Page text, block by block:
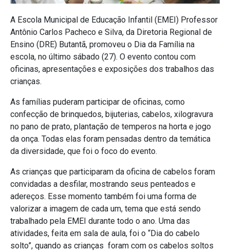
A Escola Municipal de Educação Infantil (EMEI) Professor
Antônio Carlos Pacheco e Silva, da Diretoria Regional de
Ensino (DRE) Butantã, promoveu o Dia da Família na
escola, no último sábado (27). O evento contou com
oficinas, apresentações e exposições dos trabalhos das
crianças.
As famílias puderam participar de oficinas, como
confecção de brinquedos, bijuterias, cabelos, xilogravura
no pano de prato, plantação de temperos na horta e jogo
da onça. Todas elas foram pensadas dentro da temática
da diversidade, que foi o foco do evento.
As crianças que participaram da oficina de cabelos foram
convidadas a desfilar, mostrando seus penteados e
adereços. Esse momento também foi uma forma de
valorizar a imagem de cada um, tema que está sendo
trabalhado pela EMEI durante todo o ano. Uma das
atividades, feita em sala de aula, foi o “Dia do cabelo
solto”, quando as crianças foram com os cabelos soltos